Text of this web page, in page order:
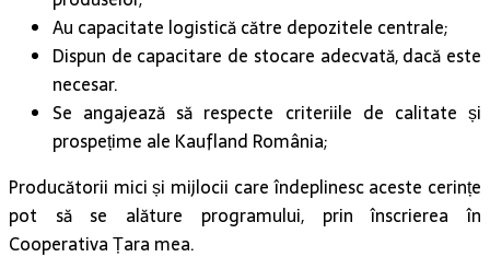
Au capacitate logistică către depozitele centrale;
Dispun de capacitare de stocare adecvată, dacă este
necesar.
Se angajează să respecte criteriile de calitate și
prospețime ale Kaufland România;
Producătorii mici și mijlocii care îndeplinesc aceste cerințe
pot să se alăture programului, prin înscrierea în
Cooperativa Țara mea.